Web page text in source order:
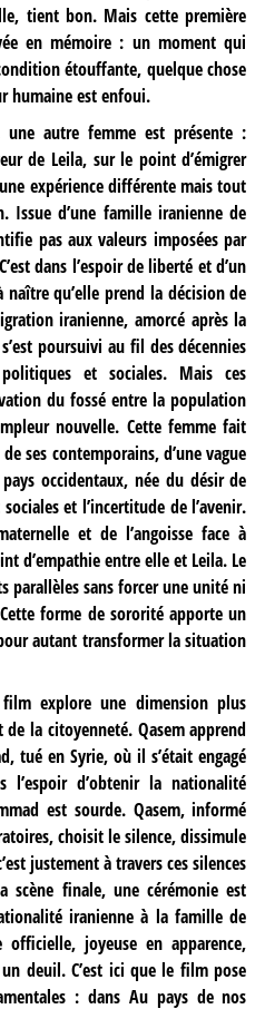
tient bon. Mais cette première
en mémoire : un moment qui
étouffante, quelque chose
humaine est enfoui.
une autre femme est présente :
de Leila, sur le point d’émigrer
expérience différente mais tout
Issue d’une famille iranienne de
pas aux valeurs imposées par
dans l’espoir de liberté et d’un
qu’elle prend la décision de
iranienne, amorcé après la
poursuivi au fil des décennies
et sociales. Mais ces
du fossé entre la population
nouvelle. Cette femme fait
ses contemporains, d’une vague
occidentaux, née du désir de
et l’incertitude de l’avenir.
et de l’angoisse face à
d’empathie entre elle et Leila. Le
parallèles sans forcer une unité ni
forme de sororité apporte un
autant transformer la situation
explore une dimension plus
de la citoyenneté. Qasem apprend
tué en Syrie, où il s’était engagé
l’espoir d’obtenir la nationalité
est sourde. Qasem, informé
choisit le silence, dissimule
justement à travers ces silences
scène finale, une cérémonie est
iranienne à la famille de
joyeuse en apparence,
deuil. C’est ici que le film pose
: dans Au pays de nos